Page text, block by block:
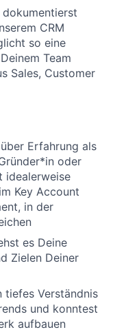
dokumentierst
CRM
so eine
Team
Sales, Customer
Erfahrung als
oder
idealerweise
Key Account
in der
es Deine
Zielen Deiner
tiefes Verständnis
und konntest
aufbauen